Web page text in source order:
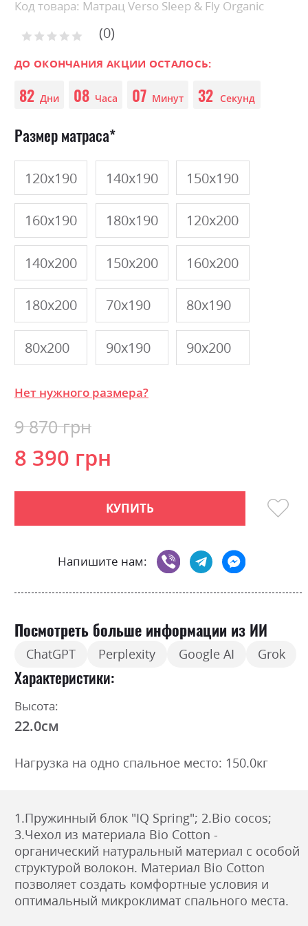
the
of
images
gallery
Код товара: Матрац Verso Sleep & Fly Organic
Рейтинг: 0
ДО ОКОНЧАНИЯ АКЦИИ ОСТАЛОСЬ:
82 Дни 08 Часа 07 Минут 32 Секунд
Размер матраса
120х190 140х190 150х190
160х190 180х190 120х200
140х200 150х200 160х200
180х200 70х190 80х190
80х200 90х190 90х200
Нет нужного размера?
8 390 грн
9 870 грн
КУПИТЬ
Напишите нам:
Посмотреть больше информации из ИИ
ChatGPT Perplexity Google AI Grok
Характеристики
Высота:
22.0см
Нагрузка на одно спальное место: 150.0кг
1.Пружинный блок "IQ Spring"; 2.Bio cocos;
3.Чехол из материала Bio Cotton -
органический натуральный материал с особой
структурой волокон. Материал Bio Cotton
позволяет создать комфортные условия и
оптимальный микроклимат спального места.